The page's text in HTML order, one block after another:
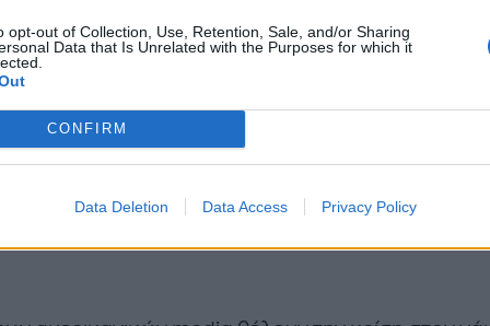
opt-out of Collection, Use, Retention, Sale, and/or Sharing
Data that Is Unrelated with the Purposes for which it
CONFIRM
Data Deletion Data Access Privacy Policy